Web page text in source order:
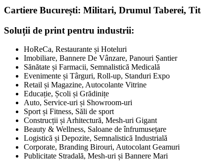
Cartiere București: Militari, Drumul Taberei,
Soluții de print pentru industrii:
HoReCa, Restaurante și Hoteluri
Imobiliare, Bannere De Vânzare, Panouri Șantier
Sănătate și Farmacii, Semnalistică Medicală
Evenimente și Târguri, Roll-up, Standuri Expo
Retail și Magazine, Autocolante Vitrine
Educație, Școli și Grădinițe
Auto, Service-uri și Showroom-uri
Sport și Fitness, Săli de sport
Construcții și Arhitectură, Mesh-uri Gigant
Beauty & Wellness, Saloane de înfrumusețare
Logistică și Depozite, Semnalistică Industrială
Corporate, Branding Birouri, Autocolant Geamuri
Publicitate Stradală, Mesh-uri și Bannere Mari